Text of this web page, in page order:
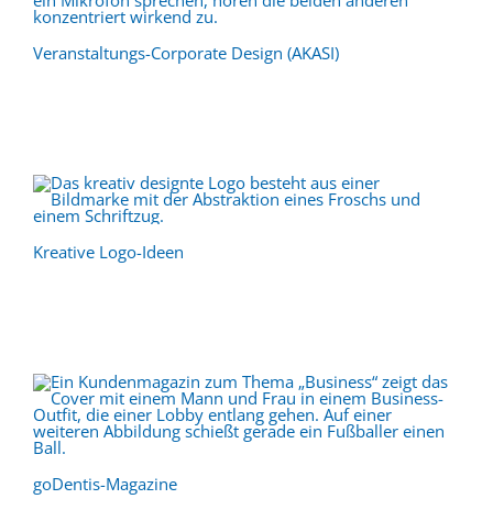
Veranstaltungs-Corporate Design (AKASI)
Kreative Logo-Ideen
goDentis-Magazine